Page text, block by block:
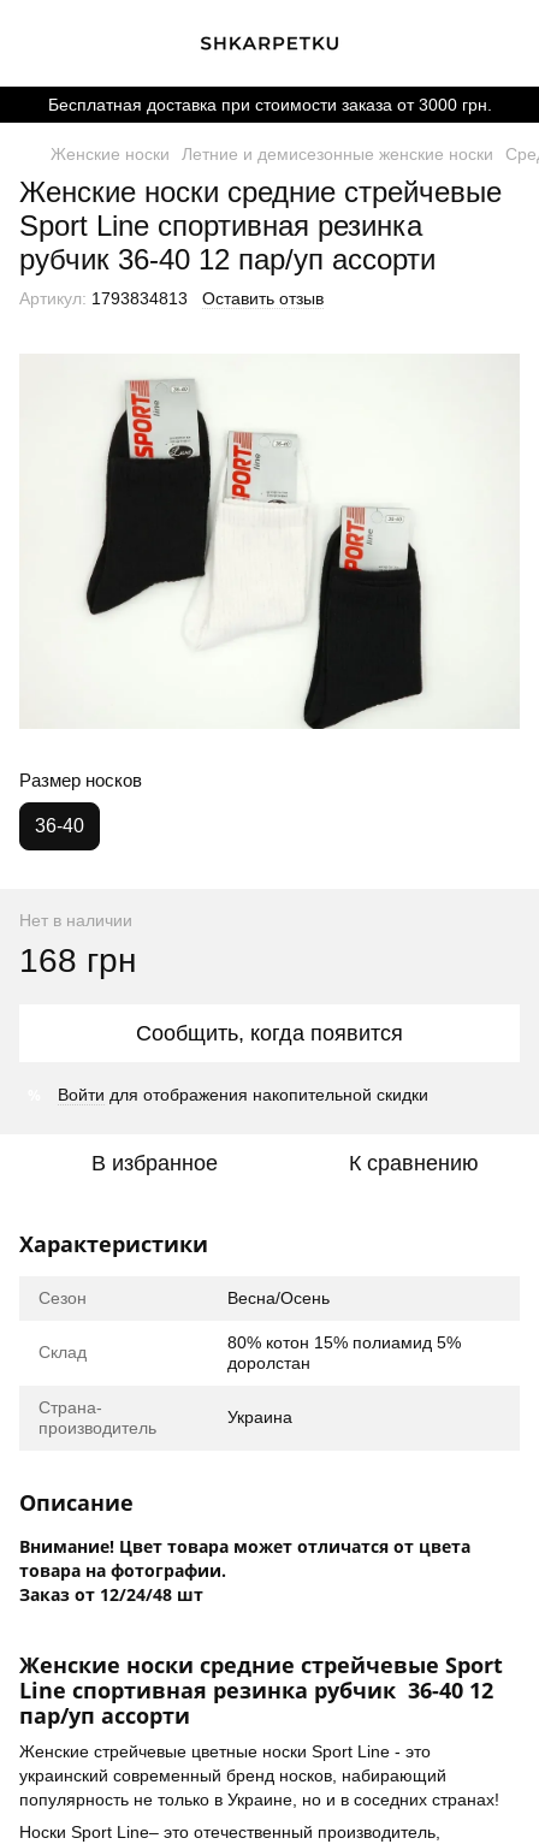
Бесплатная доставка при стоимости заказа от 3000 грн.
Женские носки Летние и демисезонные женские носки
Женские носки средние стрейчевые
Sport Line спортивная резинка
рубчик 36-40 12 пар/уп ассорти
Артикул: 1793834813 Оставить отзыв
Размер носков
36-40
Нет в наличии
168 грн
Сообщить, когда появится
Войти для отображения накопительной скидки
В избранное К сравнению
Характеристики
Сезон Весна/Осень
Склад
80% котон 15% полиамид 5%
доролстан
Страна-
производитель
Украина
Описание
Внимание! Цвет товара может отличатся от цвета
товара на фотографии.
Заказ от 12/24/48 шт
Женские носки средние стрейчевые Sport
Line спортивная резинка рубчик 36-40 12
пар/уп ассорти
Женские стрейчевые цветные носки Sport Line - это
украинский современный бренд носков, набирающий
популярность не только в Украине, но и в соседних странах!
Носки Sport Line– это отечественный производитель,